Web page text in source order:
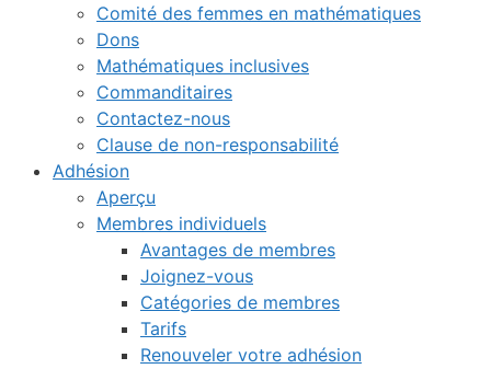
Comité des femmes en mathématiques
Dons
Mathématiques inclusives
Commanditaires
Contactez-nous
Clause de non-responsabilité
Adhésion
Aperçu
Membres individuels
Avantages de membres
Joignez-vous
Catégories de membres
Tarifs
Renouveler votre adhésion